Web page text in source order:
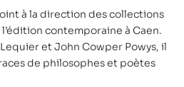
à la direction des collections
contemporaine à Caen.
et John Cowper Powys, il
de philosophes et poètes